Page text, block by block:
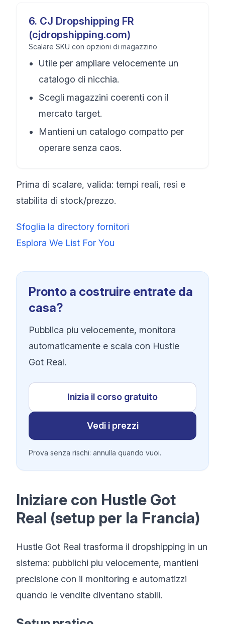
6. CJ Dropshipping FR
(cjdropshipping.com)
Scalare SKU con opzioni di magazzino
Utile per ampliare velocemente un
catalogo di nicchia.
Scegli magazzini coerenti con il
mercato target.
Mantieni un catalogo compatto per
operare senza caos.
Prima di scalare, valida: tempi reali, resi e
stabilita di stock/prezzo.
Sfoglia la directory fornitori
Esplora We List For You
Pronto a costruire entrate da
casa?
Pubblica piu velocemente, monitora
automaticamente e scala con Hustle
Got Real.
Inizia il corso gratuito
Vedi i prezzi
Prova senza rischi: annulla quando vuoi.
Iniziare con Hustle Got
Real (setup per la Francia)
Hustle Got Real trasforma il dropshipping in un
sistema: pubblichi piu velocemente, mantieni
precisione con il monitoring e automatizzi
quando le vendite diventano stabili.